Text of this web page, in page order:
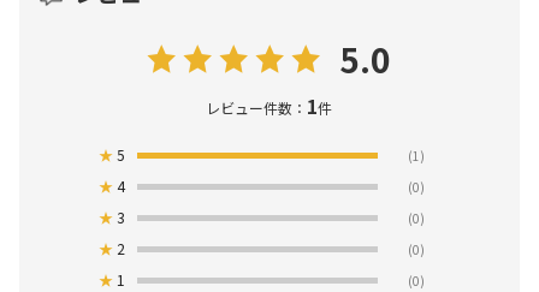
5.0
レビュー件数： 1件
★5 (1)
★4 (0)
★3 (0)
★ 2 (0)
★ 1 (0)